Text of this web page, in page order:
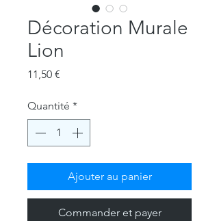
Décoration Murale
Lion
11,50 €
Quantité *
Ajouter au panier
Commander et payer